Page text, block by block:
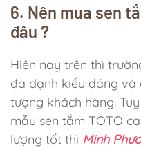
6. Nên mua sen t
đâu ?
Hiện nay trên thì
đa dạnh kiểu dáng
tượng khách hàng.
mẫu sen tắm TOTO
lượng tốt thì Minh